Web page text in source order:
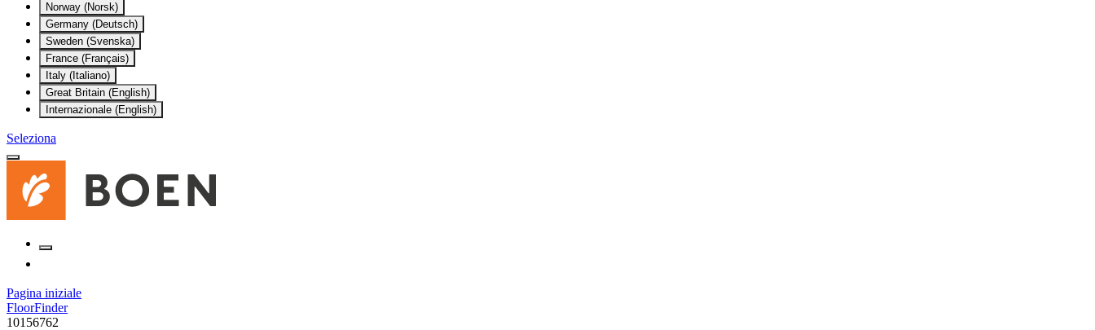
Norway (Norsk)
Germany (Deutsch)
Sweden (Svenska)
France (Français)
Italy (Italiano)
Great Britain (English)
Internazionale (English)
Seleziona
Pagina iniziale
FloorFinder
10156762